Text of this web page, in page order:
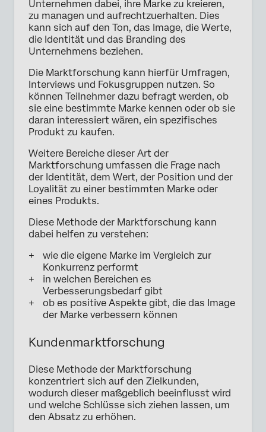
Unternehmen dabei, ihre Marke zu kreieren,
zu managen und aufrechtzuerhalten. Dies
kann sich auf den Ton, das Image, die Werte,
die Identität und das Branding des
Unternehmens beziehen.
Die Marktforschung kann hierfür Umfragen,
Interviews und Fokusgruppen nutzen. So
können Teilnehmer dazu befragt werden, ob
sie eine bestimmte Marke kennen oder ob sie
daran interessiert wären, ein spezifisches
Produkt zu kaufen.
Weitere Bereiche dieser Art der
Marktforschung umfassen die Frage nach
der Identität, dem Wert, der Position und der
Loyalität zu einer bestimmten Marke oder
eines Produkts.
Diese Methode der Marktforschung kann
dabei helfen zu verstehen:
wie die eigene Marke im Vergleich zur
Konkurrenz performt
in welchen Bereichen es
Verbesserungsbedarf gibt
ob es positive Aspekte gibt, die das Image
der Marke verbessern können
Kundenmarktforschung
Diese Methode der Marktforschung
konzentriert sich auf den Zielkunden,
wodurch dieser maßgeblich beeinflusst wird
und welche Schlüsse sich ziehen lassen, um
den Absatz zu erhöhen.